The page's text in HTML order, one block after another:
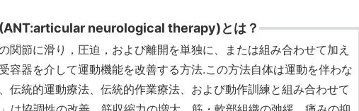
neurological therapy)とは？
関節に滑り，圧迫，および離開を単独に、または組み合わせて加え
容器を介して運動機能を改善する方法.この方法自体は運動を伴わな
伝統的運動療法、伝統的作業療法、および動作訓練と組み合わせて